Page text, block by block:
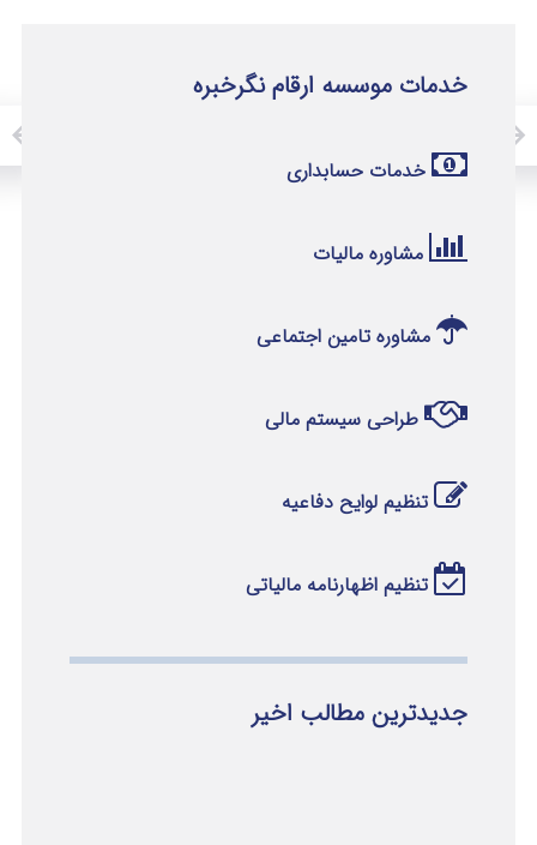
خدمات موسسه ارقام نگرخبره
خدمات حسابداری
مشاوره مالیات
مشاوره تامین اجتماعی
طراحی سیستم مالی
تنظیم لوایح دفاعیه
تنظیم اظهارنامه مالیاتی
جدیدترین مطالب اخیر